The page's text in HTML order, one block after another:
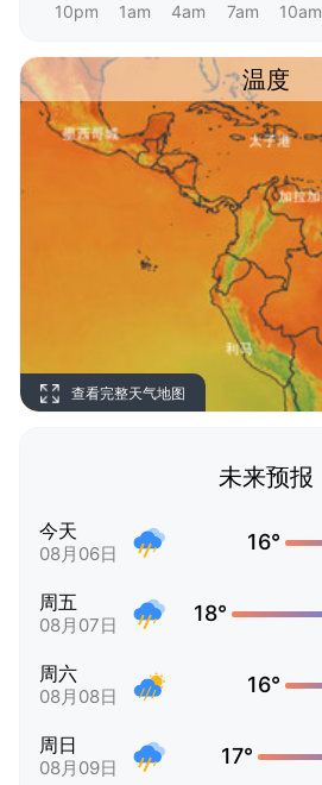
10pm 1am 4am 7am 10am
温度
查看完整天气地图
未来预报
今天
08月06日 16°
周五
08月07日 18°
周六
08月08日 16°
周日
08月09日 17°